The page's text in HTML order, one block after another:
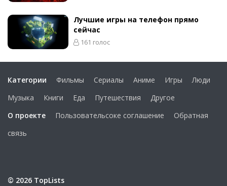
Лучшие игры на телефон прямо
сейчас
161 голос
Категории Фильмы Сериалы Аниме Игры
Люди
Музыка
Книги Еда Путешествия
Другое
О проекте
Пользовательсоке соглашение
Обратная
связь
© 2026 TopLists